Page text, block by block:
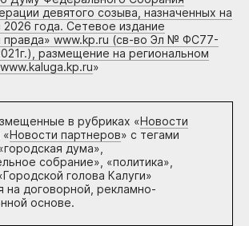
девятого созыва, назначенных на
2026 года. Сетевое издание
правда» www.kp.ru (св-во Эл № ФС77-
размещение на региональном
»
в рубриках «Новости
«Новости партнеров» с тегами
дума»,
собрание», «политика»,
голова Калуги»
на договорной, рекламно-
основе.